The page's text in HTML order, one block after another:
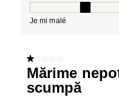
Je mi malé
1 z 5 hvězdiček.
Mărime
scumpă